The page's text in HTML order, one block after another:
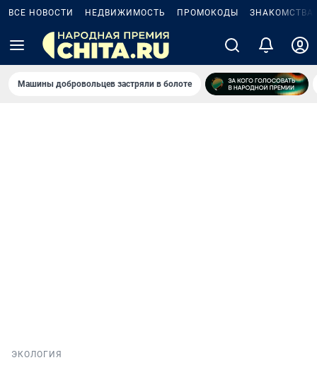
ВСЕ НОВОСТИ НЕДВИЖИМОСТЬ ПРОМОКОДЫ ЗНАКОМСТВА
Машины добровольцев застряли в болоте
ЭКОЛОГИЯ